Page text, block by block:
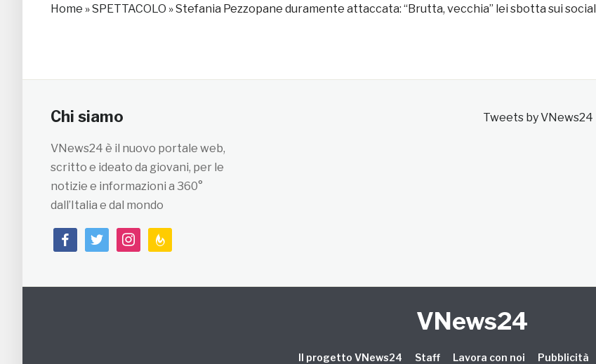
Home »SPETTACOLO »Stefania Pezzopane duramente attaccata: “Brutta, vecchia” lei sbotta sui social
Chi siamo
VNews24 è il nuovo portale web,
scritto e ideato da giovani, per le
notizie e informazioni a 360°
dall’Italia e dal mondo
facebooktwitterinstagramfeedburner
Tweets by VNews24
VNews24
Il progetto VNews24 Staff Lavora con noi Pubblicità